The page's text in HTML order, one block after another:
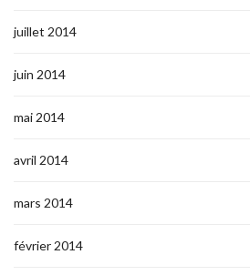
juillet 2014
juin 2014
mai 2014
avril 2014
mars 2014
février 2014